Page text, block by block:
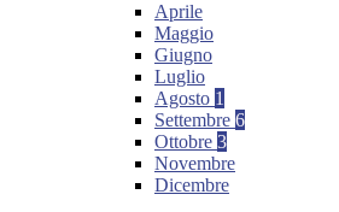
Aprile
Maggio
Giugno
Luglio
Agosto 1
Settembre 6
Ottobre 3
Novembre
Dicembre